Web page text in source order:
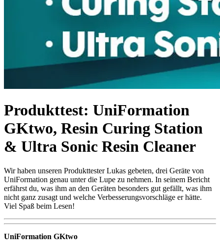
Produkttest: UniFormation
GKtwo, Resin Curing Station
& Ultra Sonic Resin Cleaner
Wir haben unseren Produkttester Lukas gebeten, drei Geräte von
UniFormation genau unter die Lupe zu nehmen. In seinem Bericht
erfährst du, was ihm an den Geräten besonders gut gefällt, was ihm
nicht ganz zusagt und welche Verbesserungsvorschläge er hätte.
Viel Spaß beim Lesen!
UniFormation GKtwo